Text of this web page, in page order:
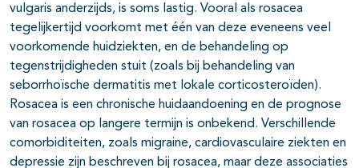
vulgaris anderzijds, is soms lastig. Vooral als rosacea
tegelijkertijd voorkomt met één van deze eveneens veel
voorkomende huidziekten, en de behandeling op
tegenstrijdigheden stuit (zoals bij behandeling van
seborrhoïsche dermatitis met lokale corticosteroïden).
Rosacea is een chronische huidaandoening en de prognose
van rosacea op langere termijn is onbekend. Verschillende
comorbiditeiten, zoals migraine, cardiovasculaire ziekten en
depressie zijn beschreven bij rosacea, maar deze associaties